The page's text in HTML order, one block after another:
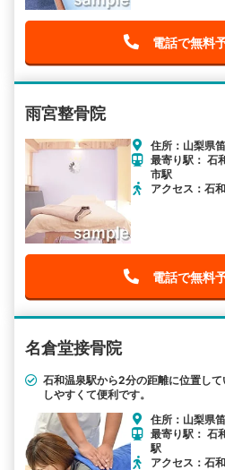
電話で無料
雨宮整骨院
住所：山梨県
最寄り駅： 石
市駅
アクセス：石
電話で無料
名倉堂接骨院
石和温泉駅から2分の距離に位置し
しやすくて便利です。
住所：山梨県
最寄り駅： 石
駅
アクセス：石